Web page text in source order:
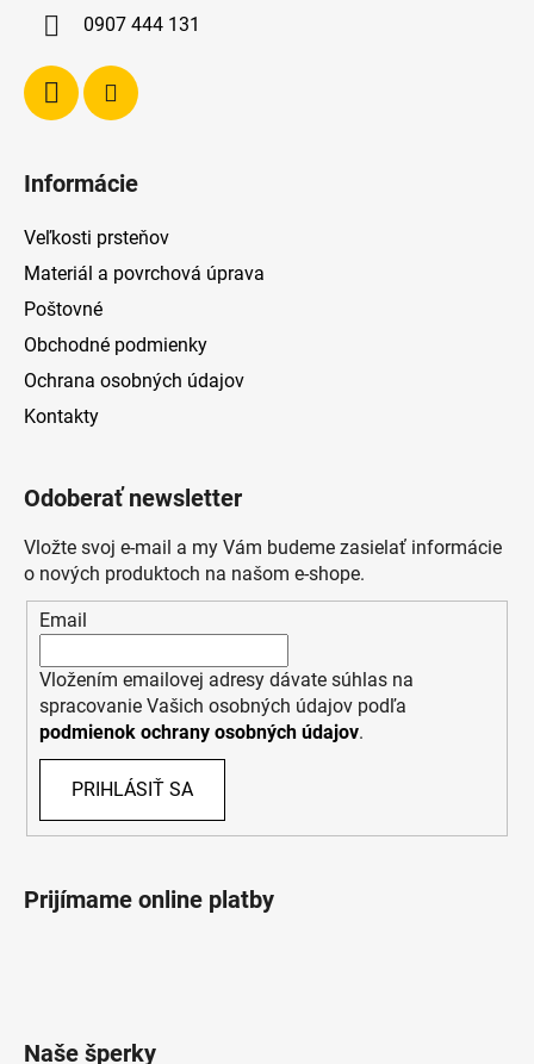
0907 444 131
Informácie
Veľkosti prsteňov
Materiál a povrchová úprava
Poštovné
Obchodné podmienky
Ochrana osobných údajov
Kontakty
Odoberať newsletter
Vložte svoj e-mail a my Vám budeme zasielať informácie
o nových produktoch na našom e-shope.
Email
Vložením emailovej adresy dávate súhlas na
spracovanie Vašich osobných údajov podľa
podmienok ochrany osobných údajov.
PRIHLÁSIŤ SA
Prijímame online platby
Naše šperky